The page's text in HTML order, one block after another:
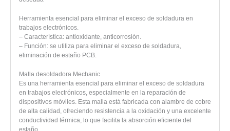
Herramienta esencial para eliminar el exceso de soldadura en
trabajos electrónicos.
– Característica: antioxidante, anticorrosión.
– Función: se utiliza para eliminar el exceso de soldadura,
eliminación de estaño PCB.
Malla desoldadora Mechanic
Es una herramienta esencial para eliminar el exceso de soldadura
en trabajos electrónicos, especialmente en la reparación de
dispositivos móviles. Esta malla está fabricada con alambre de cobre
de alta calidad, ofreciendo resistencia a la oxidación y una excelente
conductividad térmica, lo que facilita la absorción eficiente del
estaño.